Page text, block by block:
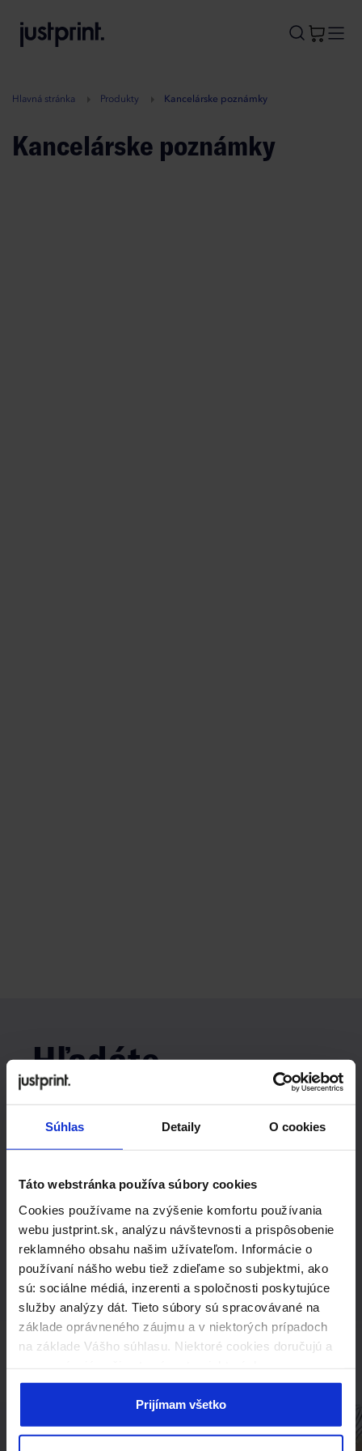
Súhlas Detaily O cookies
Táto webstránka používa súbory cookies
Cookies používame na zvýšenie komfortu používania
webu justprint.sk, analýzu návštevnosti a prispôsobenie
reklamného obsahu našim užívateľom. Informácie o
používaní nášho webu tiež zdieľame so subjektmi, ako
sú: sociálne médiá, inzerenti a spoločnosti poskytujúce
služby analýzy dát. Tieto súbory sú spracovávané na
základe oprávneného záujmu a v niektorých prípadoch
na základe Vášho súhlasu. Niektoré cookies doručujú a
nájdete nižšie. Kliknutím na „Prijímam všetko“ súhlasíte
s naším používaním všetkých vyššie uvedených typov
súborov cookie (cookies). Ak kliknete na tlačidlo
Prijímam všetko
A
Hlavná stránka Produkty Kancelárske poznámky
Kancelárske poznámky
Hľadáte
riešenie na
mieru?
Ak hľadáte produkty mimo našej
štandardnej ponuky,
neváhajte nás kontaktovať.
Radi vám pripravíme individuálnu
cenovú ponuku.
Kontaktujte nás